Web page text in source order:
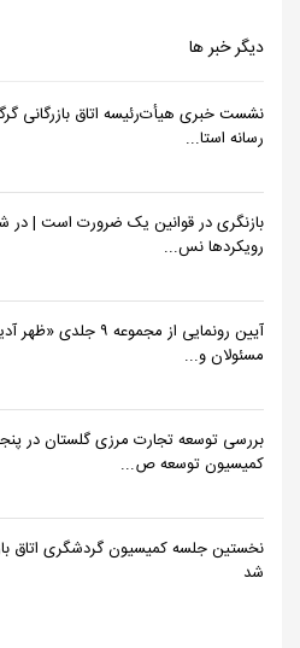
دیگر خبر ها
نشست خبری هیأت‌رئیسه اتاق بازرگانی
رسانه استا...
بازنگری در قوانین یک ضرورت است | در
رویکردها نس...
آیین رونمایی از مجموعه ۹
مسئولان و...
بررسی توسعه تجارت مرزی گلستان در
کمیسیون توسعه ص...
نخستین جلسه کمیسیون گردشگری اتاق
شد